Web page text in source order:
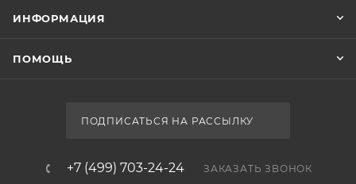
ИНФОРМАЦИЯ
ПОМОЩЬ
ПОДПИСАТЬСЯ НА РАССЫЛКУ
+7 (499) 703-24-24 ЗАКАЗАТЬ ЗВОНОК